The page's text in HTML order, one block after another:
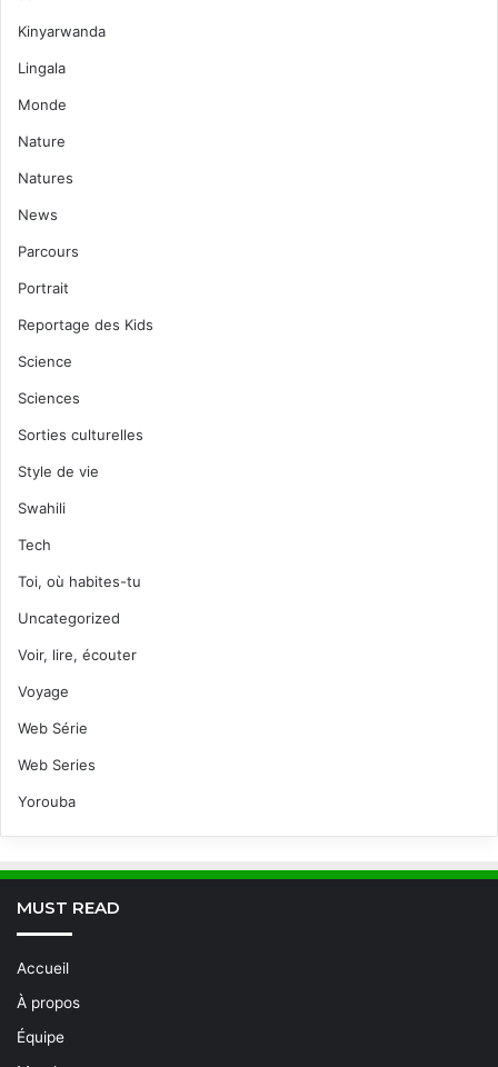
Kinyarwanda
Lingala
Monde
Nature
Natures
News
Parcours
Portrait
Reportage des Kids
Science
Sciences
Sorties culturelles
Style de vie
Swahili
Tech
Toi, où habites-tu
Uncategorized
Voir, lire, écouter
Voyage
Web Série
Web Series
Yorouba
MUST READ
Accueil
À propos
Équipe